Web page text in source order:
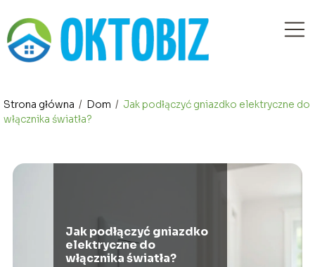
Strona główna / Dom / Jak podłączyć gniazdko elektryczne do
włącznika światła?
Jak podłączyć gniazdko
elektryczne do
włącznika światła?